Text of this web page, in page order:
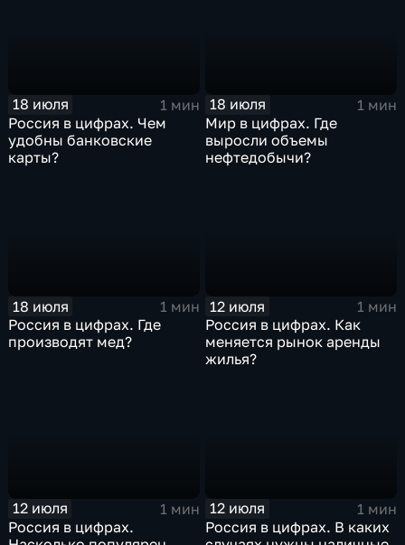
18 июля
1 мин
Россия в цифрах. Чем
удобны банковские
карты?
18 июля
1 мин
Мир в цифрах. Где
выросли объемы
нефтедобычи?
18 июля
1 мин
Россия в цифрах. Где
производят мед?
12 июля
1 мин
Россия в цифрах. Как
меняется рынок аренды
жилья?
12 июля
1 мин
Россия в цифрах.
12 июля
1 мин
Россия в цифрах. В каких